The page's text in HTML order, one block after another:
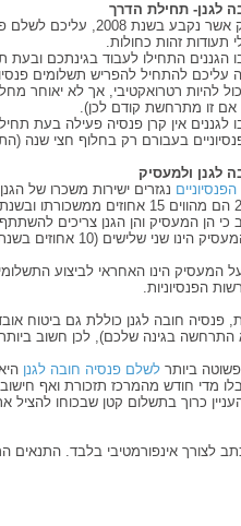
לגנן- תחילת הדרך
תעודות זהות כחולות.
הגננים התחילו לעבוד בגינתכם
עליכם להתחיל להפריש תשלומים
להיות רטרואקטיבי, אך לא יאוחר
זו מתרחשת קודם לכן).
לגננים אין קרן פנסיה פעילה בעת
בעבורם רק בחלוף חצי שנה
לגנן ולמעסיק
נגזרים ישירות משכרו של
כי הן המעסיק והן הגנן צריכים
המעסיק הינו האחראי לביצוע
הפנסיוניות.
פנסיה חובה לגנן כוללת גם ביטוח
התרחשה בגינה שלכם), לכן חשוב
ביותר לשלם פנסיה חובה לגנן
מדי חודש מהמרכז תזכורת ואף
כרוך בתשלום קטן שבכוחו להציל
לצורך אינפורמטיבי בלבד. התנאים